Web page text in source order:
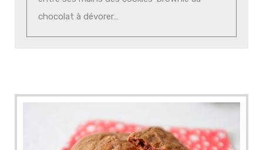
chocolat à dévorer…